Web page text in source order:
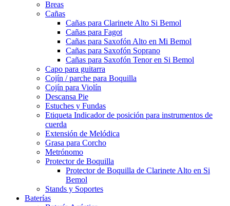
Breas
Cañas
Cañas para Clarinete Alto Si Bemol
Cañas para Fagot
Cañas para Saxofón Alto en Mi Bemol
Cañas para Saxofón Soprano
Cañas para Saxofón Tenor en Si Bemol
Capo para guitarra
Cojín / parche para Boquilla
Cojín para Violín
Descansa Pie
Estuches y Fundas
Etiqueta Indicador de posición para instrumentos de
cuerda
Extensión de Melódica
Grasa para Corcho
Metrónomo
Protector de Boquilla
Protector de Boquilla de Clarinete Alto en Si
Bemol
Stands y Soportes
Baterías